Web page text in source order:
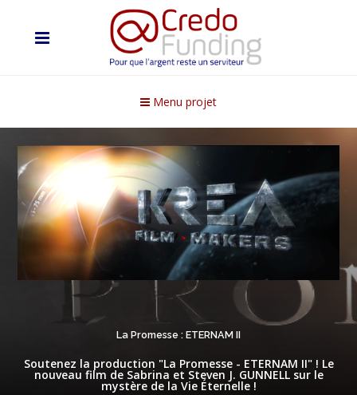
Menu projet
La Promesse : ETERNAM II
Soutenez la production "La Promesse - ETERNAM II" ! Le
nouveau film de Sabrina et Steven J. GUNNELL sur le
mystère de la Vie Éternelle !